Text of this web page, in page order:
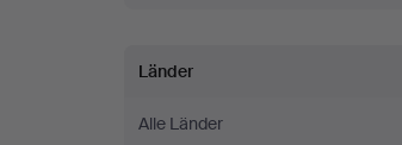
Länder
Alle Länder